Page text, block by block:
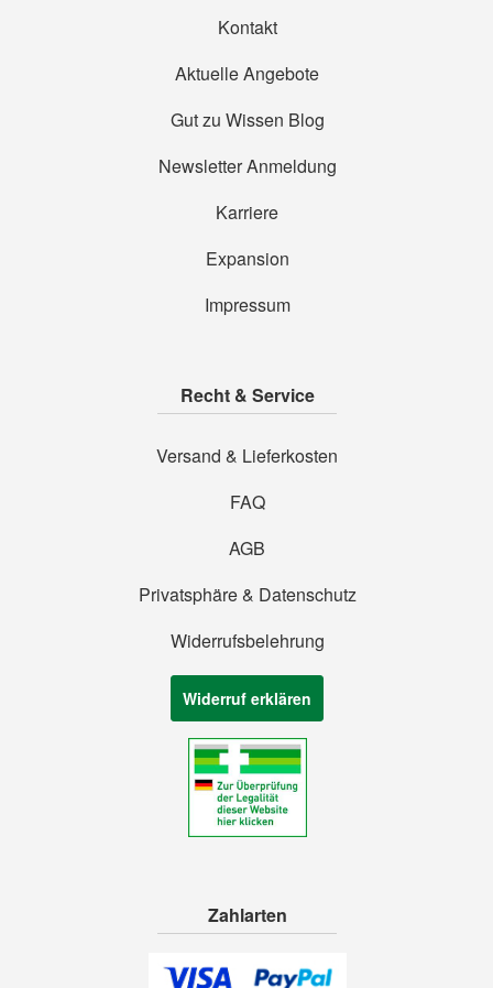
Kontakt
Aktuelle Angebote
Gut zu Wissen Blog
Newsletter Anmeldung
Karriere
Expansion
Impressum
Recht & Service
Versand & Lieferkosten
FAQ
AGB
Privatsphäre & Datenschutz
Widerrufsbelehrung
Widerruf erklären
Zahlarten